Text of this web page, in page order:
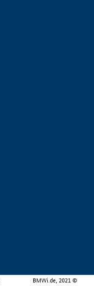
BMWi.de, 2021 ©